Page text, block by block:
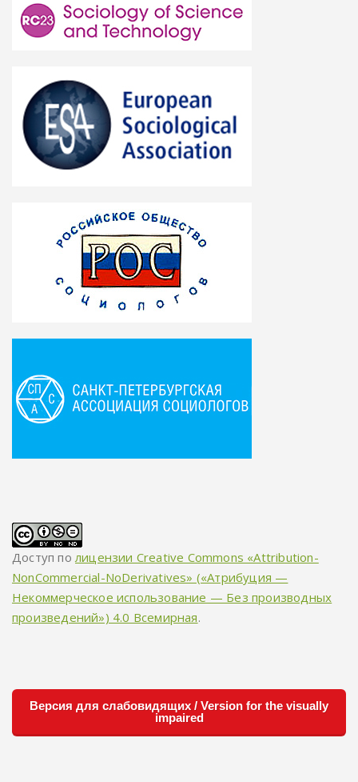
Доступ по лицензии Creative Commons «Attribution-
NonCommercial-NoDerivatives» («Атрибуция —
Некоммерческое использование — Без производных
произведений») 4.0 Всемирная.
Версия для слабовидящих / Version for the visually
impaired